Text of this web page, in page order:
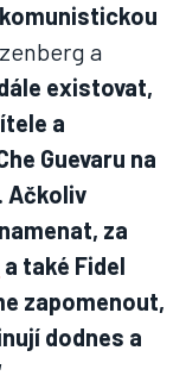
a
existovat,
a
Guevaru na
Ačkoliv
za
a také Fidel
zapomenout,
dodnes a